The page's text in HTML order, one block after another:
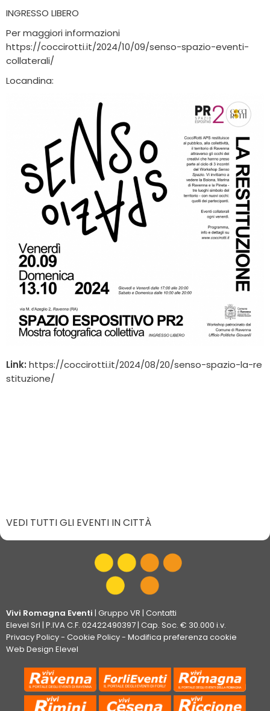
INGRESSO LIBERO
Per maggiori informazioni
https://coccirotti.it/2024/10/09/senso-spazio-eventi-
collaterali/
Locandina:
Link: https://coccirotti.it/2024/08/20/senso-spazio-la-re
stituzione/
VEDI TUTTI GLI EVENTI IN CITTÀ
Vivi Romagna Eventi | Gruppo VR | Contatti
Elevel Srl | P.IVA C.F. 02422490397 | Cap. Soc. € 30.000 i.v.
Privacy Policy- Cookie Policy- Modifica preferenza cookie
Web Design Elevel